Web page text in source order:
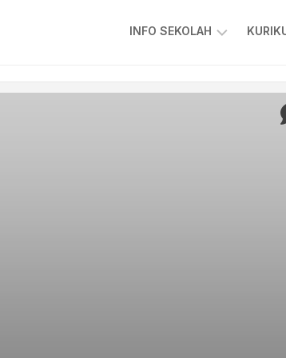
INFO SEKOLAH
&